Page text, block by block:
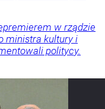
w rządzie
ministra kultury i
politycy.